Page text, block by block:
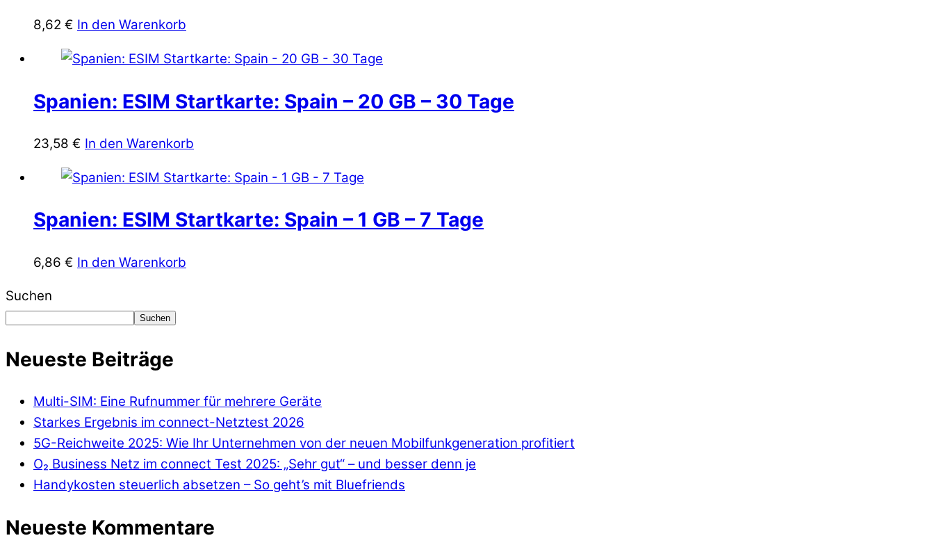
8,62 € In den Warenkorb
Spanien: ESIM Startkarte: Spain – 20 GB – 30 Tage
23,58 € In den Warenkorb
Spanien: ESIM Startkarte: Spain – 1 GB – 7 Tage
6,86 € In den Warenkorb
Suchen
Suchen
Neueste Beiträge
Multi-SIM: Eine Rufnummer für mehrere Geräte
Starkes Ergebnis im connect-Netztest 2026
5G-Reichweite 2025: Wie Ihr Unternehmen von der neuen Mobilfunkgeneration profitiert
O₂ Business Netz im connect Test 2025: „Sehr gut“ – und besser denn je
Handykosten steuerlich absetzen – So geht’s mit Bluefriends
Neueste Kommentare